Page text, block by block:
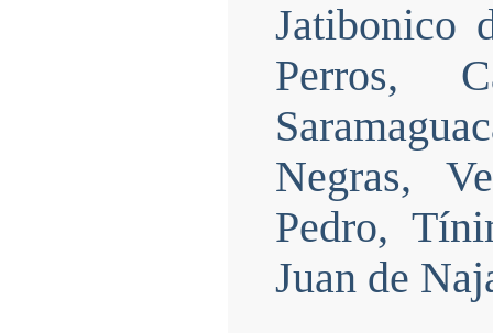
Jatibonico
Perros,
Negras,
Pedro,
Juan de